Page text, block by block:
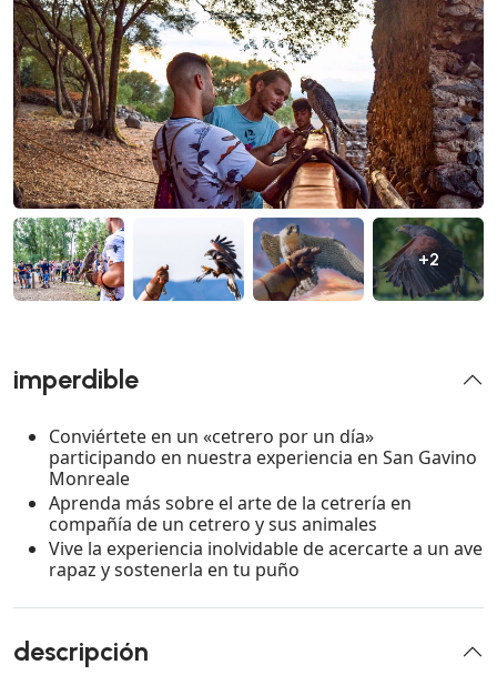
+2
imperdible
Conviértete en un «cetrero por un día»
participando en nuestra experiencia en San Gavino
Monreale
Aprenda más sobre el arte de la cetrería en
compañía de un cetrero y sus animales
Vive la experiencia inolvidable de acercarte a un ave
rapaz y sostenerla en tu puño
descripción